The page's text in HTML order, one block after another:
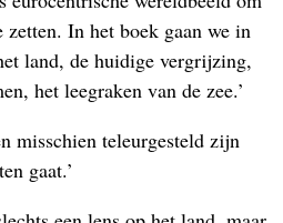
In het boek gaan we in
land, de huidige vergrijzing,
het leegraken van de zee.’
misschien teleurgesteld zijn
gaat.’